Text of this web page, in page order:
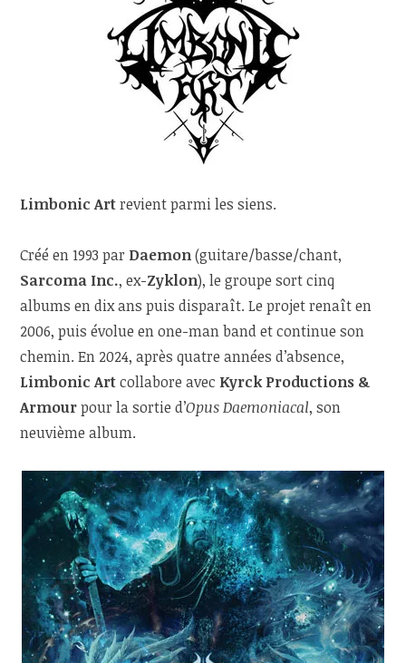
Limbonic Artrevient parmi les siens.
Créé en 1993 par Daemon(guitare/basse/chant,
Sarcoma Inc., ex-Zyklon), le groupe sort cinq
albums en dix ans puis disparaît. Le projet renaît en
2006, puis évolue en one-man band et continue son
chemin. En 2024, après quatre années d’absence,
Limbonic Artcollabore avec Kyrck Productions &
Armourpour la sortie d’Opus Daemoniacal, son
neuvième album.